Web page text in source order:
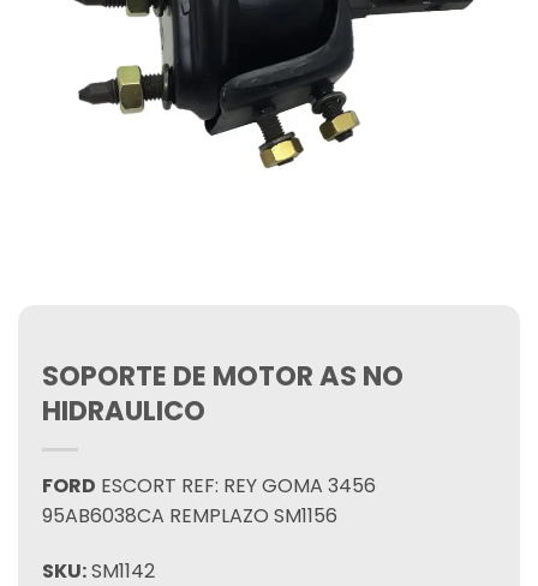
SOPORTE DE MOTOR AS NO
HIDRAULICO
FORD ESCORT REF: REY GOMA 3456
95AB6038CA REMPLAZO SM1156
SKU:SM1142